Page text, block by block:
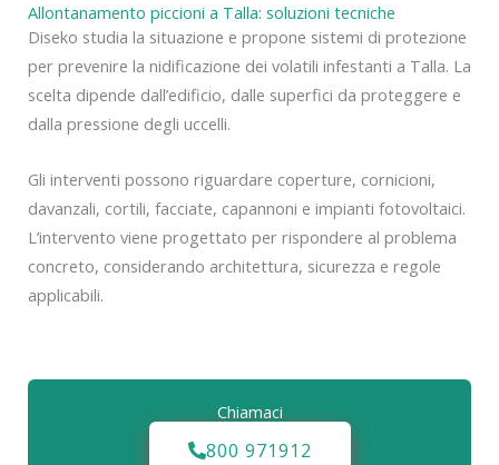
Allontanamento piccioni a Talla: soluzioni tecniche
Diseko studia la situazione e propone sistemi di protezione
per prevenire la nidificazione dei volatili infestanti a Talla. La
scelta dipende dall’edificio, dalle superfici da proteggere e
dalla pressione degli uccelli.
Gli interventi possono riguardare coperture, cornicioni,
davanzali, cortili, facciate, capannoni e impianti fotovoltaici.
L’intervento viene progettato per rispondere al problema
concreto, considerando architettura, sicurezza e regole
applicabili.
Chiamaci
800 971912